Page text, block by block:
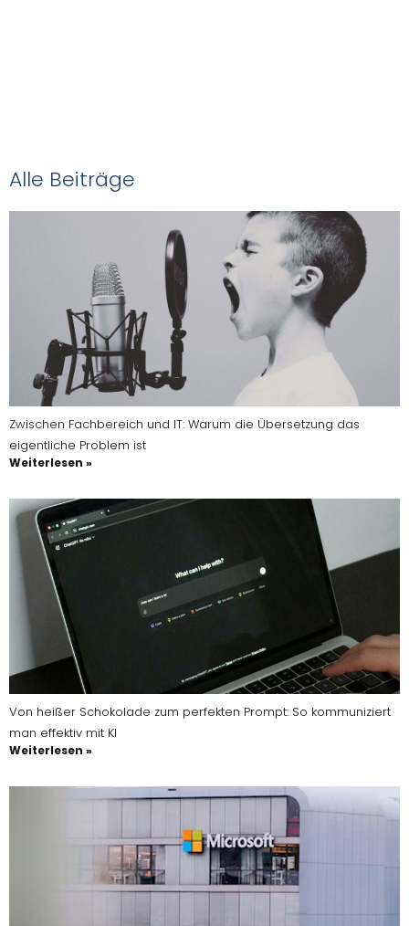
Alle Beiträge
Zwischen Fachbereich und IT: Warum die Übersetzung das
eigentliche Problem ist
Weiterlesen »
Von heißer Schokolade zum perfekten Prompt: So kommuniziert
man effektiv mit KI
Weiterlesen »